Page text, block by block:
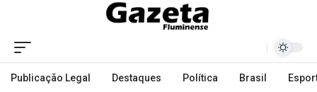
Publicação Legal Destaques Política Brasil